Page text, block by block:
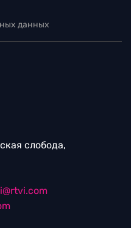
данных
слобода,